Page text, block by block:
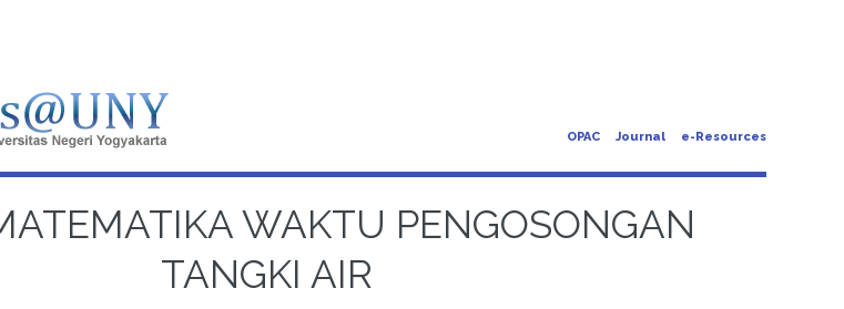
OPAC Journal e-Resources
WAKTU PENGOSONGAN
TANGKI AIR